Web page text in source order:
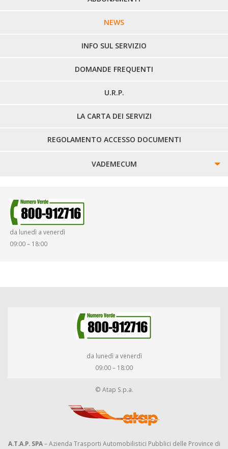
LINEE URBANE VERCELLI
LINEE EXTRAURBANE
NEWS
INFO SUL SERVIZIO
DOMANDE FREQUENTI
U.R.P.
LA CARTA DEI SERVIZI
REGOLAMENTO ACCESSO DOCUMENTI
VADEMECUM
SMARRIMENTO OGGETTI
da lunedì a venerdì
09:00 – 18:00
da lunedì a venerdì
09:00 – 18:00
© Atap S.p.a.
A.T.A.P. SPA– Azienda Trasporti Automobilistici Pubblici delle Province di